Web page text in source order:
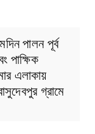
পালন পূর্ব
পাক্ষিক
এলাকায়
গ্রামে